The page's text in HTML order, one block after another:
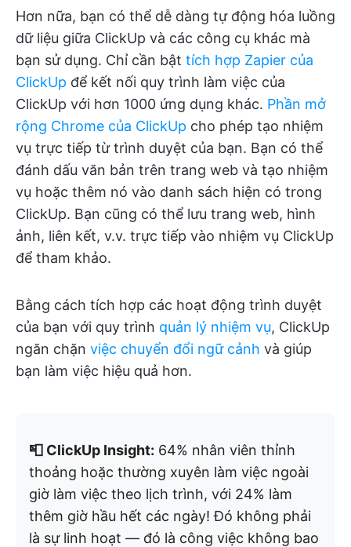
Hơn nữa, bạn có thể dễ dàng tự động hóa luồng
dữ liệu giữa ClickUp và các công cụ khác mà
bạn sử dụng. Chỉ cần bật tích hợp Zapier của
ClickUp để kết nối quy trình làm việc của
ClickUp với hơn 1000 ứng dụng khác. Phần mở
rộng Chrome của ClickUp cho phép tạo nhiệm
vụ trực tiếp từ trình duyệt của bạn. Bạn có thể
đánh dấu văn bản trên trang web và tạo nhiệm
vụ hoặc thêm nó vào danh sách hiện có trong
ClickUp. Bạn cũng có thể lưu trang web, hình
ảnh, liên kết, v.v. trực tiếp vào nhiệm vụ ClickUp
để tham khảo.
Bằng cách tích hợp các hoạt động trình duyệt
của bạn với quy trình quản lý nhiệm vụ, ClickUp
ngăn chặn việc chuyển đổi ngữ cảnh và giúp
bạn làm việc hiệu quả hơn.
📮 ClickUp Insight: 64% nhân viên thỉnh
thoảng hoặc thường xuyên làm việc ngoài
giờ làm việc theo lịch trình, với 24% làm
thêm giờ hầu hết các ngày! Đó không phải
là sự linh hoạt — đó là công việc không bao